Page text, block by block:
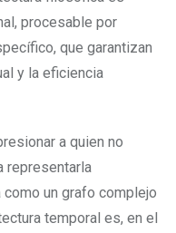
procesable por
que garantizan
y la eficiencia
a quien no
representarla
un grafo complejo
temporal es, en el